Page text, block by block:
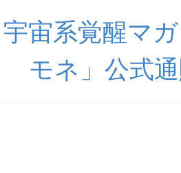
宇宙系覚醒マ
モネ」公式